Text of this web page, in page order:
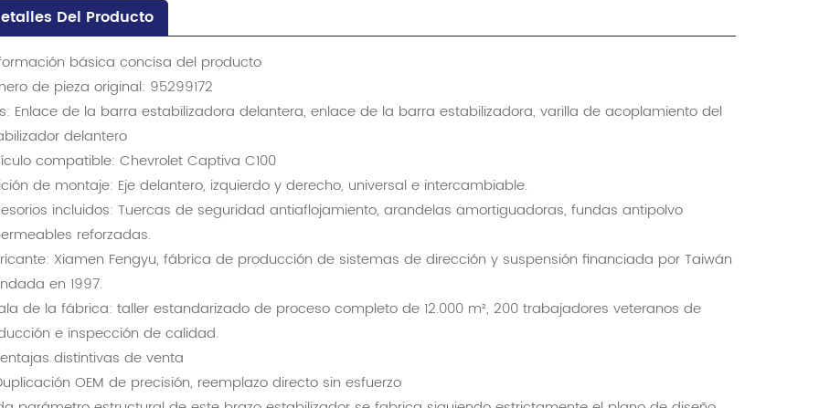
Del Producto
básica concisa del producto
de pieza original: 95299172
Enlace de la barra estabilizadora delantera, enlace de la barra estabilizadora, varilla de acoplamiento del
delantero
compatible: Chevrolet Captiva C100
de montaje: Eje delantero, izquierdo y derecho, universal e intercambiable.
incluidos: Tuercas de seguridad antiaflojamiento, arandelas amortiguadoras, fundas antipolvo
reforzadas.
Xiamen Fengyu, fábrica de producción de sistemas de dirección y suspensión financiada por Taiwán
en 1997.
de la fábrica: taller estandarizado de proceso completo de 12.000 m², 200 trabajadores veteranos de
e inspección de calidad.
distintivas de venta
OEM de precisión, reemplazo directo sin esfuerzo